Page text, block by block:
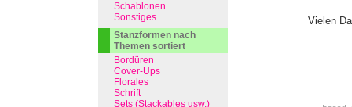
Vielen
Schablonen
Sonstiges
Stanzformen nach
Themen sortiert
Bordüren
Cover-Ups
Florales
Schrift
Sets (Stackables usw.)